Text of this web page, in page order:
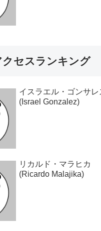
クセスランキング
イスラエル・ゴンサレ
(Israel Gonzalez)
リカルド・マラヒカ
(Ricardo Malajika)